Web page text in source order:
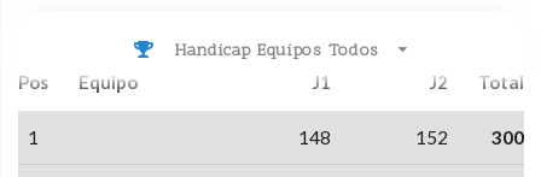
Handicap Equipos Todos
Pos Equipo J1 J2 Total
1 148 152 300